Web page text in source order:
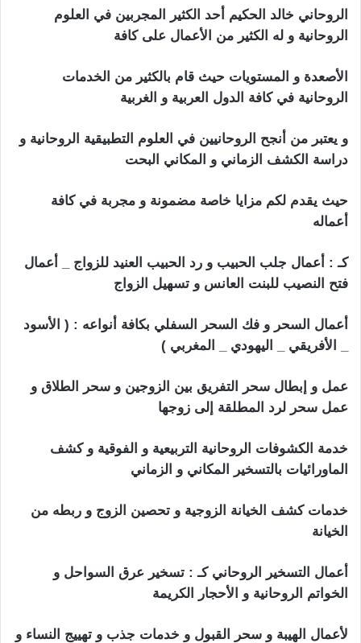
الروحاني خالد الحكيم أحد الكثير المجربين في العلوم
الروحانية و له الكثير من الأعمال على كافة
الأصعدة و المستويات حيث قام بالكثير من الخدمات
الروحانية في كافة الدول العربية و الغربية
و يعتبر من أنجح الروحانيين في العلوم التطبيقية الروحانية و
دراسة الكشف الزماني و المكاني البحت
حيث يقدم لكم مزايا خاصة مضمونة و مجربة في كافة
أعماله
كـ : أعمال جلب الحبيب و رد الحبيب العنيد للزواج _ أعمال
فتح النصيب للبنت العانس و تسهيل الزواج
أعمال السحر و فك السحر السفلي بكافة أنواعه : ( الأسود
_ الأفريقي _ اليهودي _ المغربي )
عمل و إبطال سحر التفريق بين الزوجين و سحر الطلاق و
عمل سحر لرد المطلقة إلى زوجها
خدمة الكشوفات الروحانية التربيعية و الفوقية و كشف
الماورائيات بالتسخير المكاني و الزماني
خدمات كشف الخيانة الزوجية و تحصين الزوج و ربطه من
الخيانة
أعمال التسخير الروحاني كـ : تسخير عرق السواحل و
الخواتم الروحانية و الأحجار الكريمة
لأعمال الهيبة و سحر القبول و خدمات جذب و تهييج النساء و